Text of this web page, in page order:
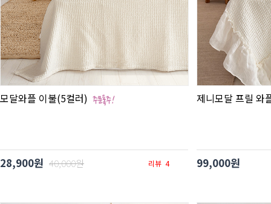
모달와플 이불(5컬러)
28,900원 40,000원 리뷰 4
제니모달 프릴 와
99,000원